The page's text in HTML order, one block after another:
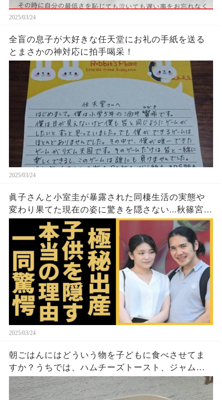
2025/03/24
全盲の息子が大好きな任天堂にお礼の手紙を送る
とまさかの神対応に拍手喝采！
2025/03/24
眞子さんと小室圭が暴露された同棲生活の実態や
変わり果てた現在の姿に驚きを隠さない...秋篠宮家
の長女がアメリカで極秘出産の真相や暴露された
ヤバいO癖に言葉を失う...
2025/03/24
朝ごはんにはどういう物を子どもに食べさせてま
すか？うちでは、ハムチーズトースト、ジャムト
ースト、ピーナッツバタートーストをよく作りま
す。やっぱこんなんダメよね…